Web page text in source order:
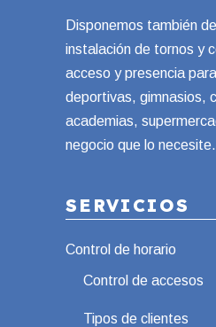
Disponemos también
instalación de tornos y
acceso y presencia
deportivas, gimnasios,
academias,
negocio que lo necesite.
SERVICIOS
Control de horario
Control de accesos
Tipos de clientes